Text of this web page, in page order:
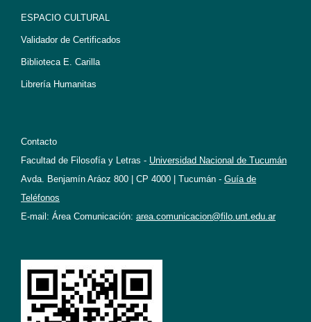
ESPACIO CULTURAL
Validador de Certificados
Biblioteca E. Carilla
Librería Humanitas
Contacto
Facultad de Filosofía y Letras - Universidad Nacional de Tucumán
Avda. Benjamín Aráoz 800 | CP 4000 | Tucumán - Guía de
Teléfonos
E-mail: Área Comunicación: area.comunicacion@filo.unt.edu.ar